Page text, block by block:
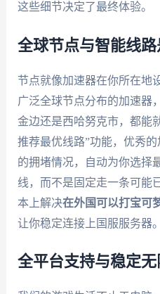
这些细节决定了最终体验。
全球节点与智能线路
节点就像加速器在你所在地
广泛全球节点分布的加速器
金边还是西哈努克市，都能
推荐最优线路”功能，优秀
的拥堵情况，自动为你选择
线，而不是固定走一条可能
本上解决在外国可以打宝可
让你稳定连接上国服服务器。
全平台支持与稳定